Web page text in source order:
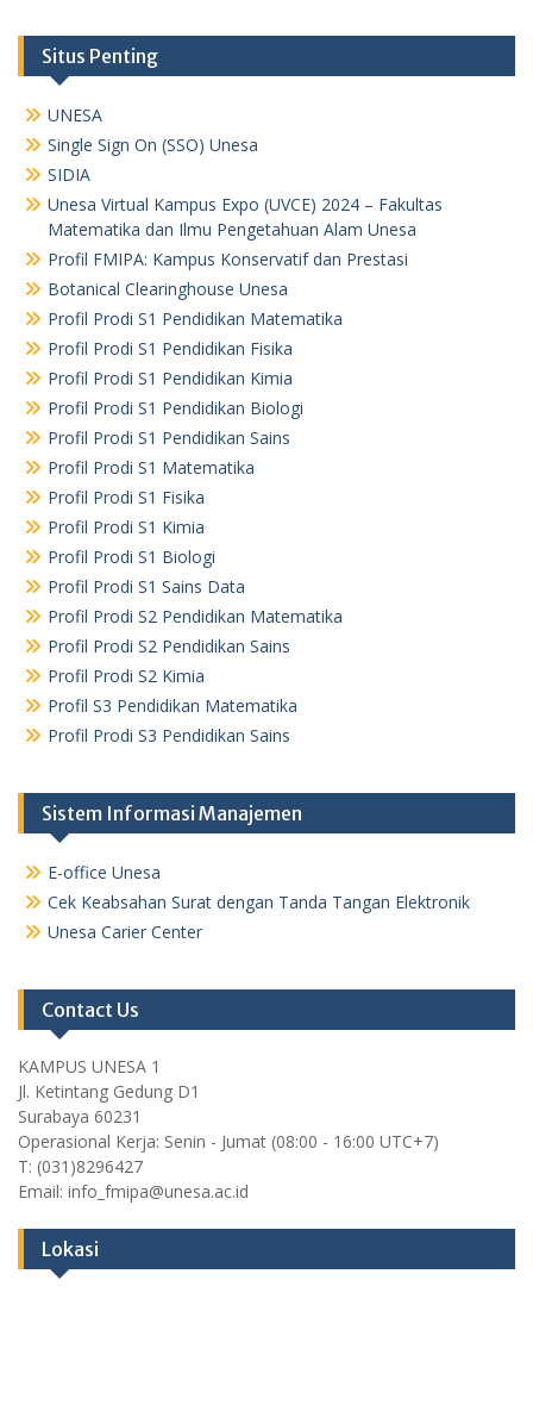
Situs Penting
UNESA
Single Sign On (SSO) Unesa
SIDIA
Unesa Virtual Kampus Expo (UVCE) 2024 – Fakultas
Matematika dan Ilmu Pengetahuan Alam Unesa
Profil FMIPA: Kampus Konservatif dan Prestasi
Botanical Clearinghouse Unesa
Profil Prodi S1 Pendidikan Matematika
Profil Prodi S1 Pendidikan Fisika
Profil Prodi S1 Pendidikan Kimia
Profil Prodi S1 Pendidikan Biologi
Profil Prodi S1 Pendidikan Sains
Profil Prodi S1 Matematika
Profil Prodi S1 Fisika
Profil Prodi S1 Kimia
Profil Prodi S1 Biologi
Profil Prodi S1 Sains Data
Profil Prodi S2 Pendidikan Matematika
Profil Prodi S2 Pendidikan Sains
Profil Prodi S2 Kimia
Profil S3 Pendidikan Matematika
Profil Prodi S3 Pendidikan Sains
Sistem Informasi Manajemen
E-office Unesa
Cek Keabsahan Surat dengan Tanda Tangan Elektronik
Unesa Carier Center
Contact Us
KAMPUS UNESA 1
Jl. Ketintang Gedung D1
Surabaya 60231
Operasional Kerja: Senin - Jumat (08:00 - 16:00 UTC+7)
T: (031)8296427
Email: info_fmipa@unesa.ac.id
Lokasi